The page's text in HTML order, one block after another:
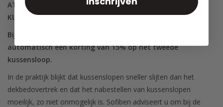
ATTENTIE: EXTRA VOORDEEL BIJ AANSCHAF VAN 2 EXTRA
KUSSENSLOPEN.
Bij de aankoop van 2 extra kussenslopen ontvangt u
automatisch een korting van 15% op het tweede
kussensloop.
In de praktijk blijkt dat kussenslopen sneller slijten dan het
dekbedovertrek en dat het nabestellen van kussenslopen
moeilijk, zo niet onmogelijk is. Sofiben adviseert u om bij de